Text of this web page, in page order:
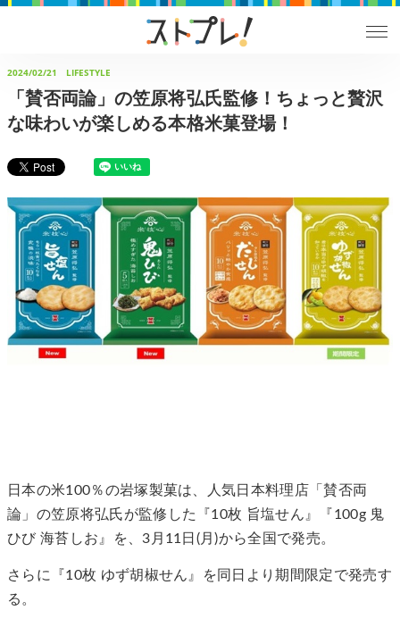
2024/02/21 LIFESTYLE
「賛否両論」の笠原将弘氏監修！ちょっと贅沢
な味わいが楽しめる本格米菓登場！
日本の米100％の岩塚製菓は、人気日本料理店「賛否両
論」の笠原将弘氏が監修した『10枚 旨塩せん』『100g 鬼
ひび 海苔しお』を、3月11日(月)から全国で発売。
さらに『10枚 ゆず胡椒せん』を同日より期間限定で発売す
る。